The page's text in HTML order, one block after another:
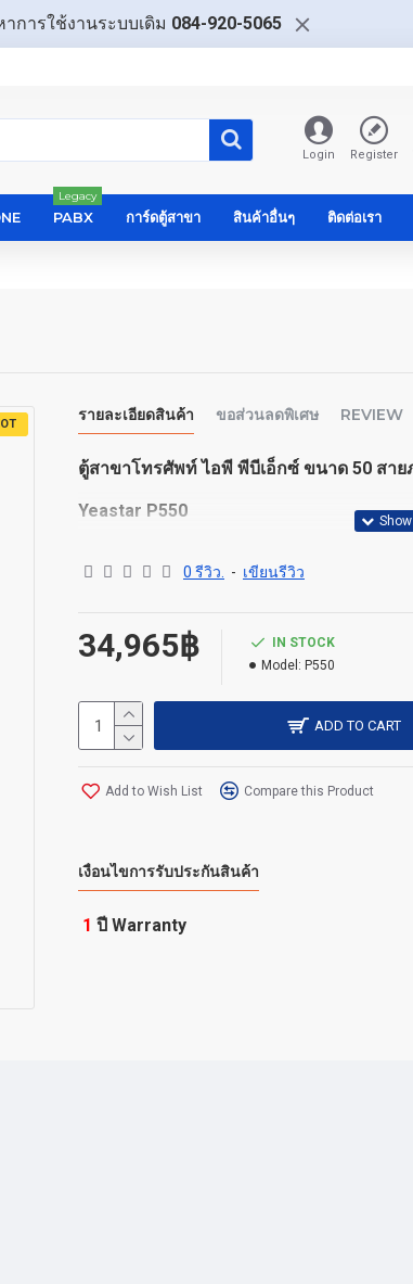
การใช้งานระบบเดิม 084-920-5065
Login Register
PABX
Legacy
การ์ดตู้สาขา สินค้าอื่นๆ ติดต่อเรา
รายละเอียดสินค้า ขอส่วนลดพิเศษ REVIEW
ตู้สาขาโทรศัพท์ ไอพี พีบีเอ็กซ์ ขนาด 50 สาย
Yeastar P550
Max Concurrent Calls: 25
Max BRI Ports: 8
External Storage: USB
0 รีวิว. - เขียนรีวิว
34,965฿
IN STOCK
Model: P550
ADD TO CART
Add to Wish List Compare this Product
เงื่อนไขการรับประกันสินค้า
1 ปี Warranty